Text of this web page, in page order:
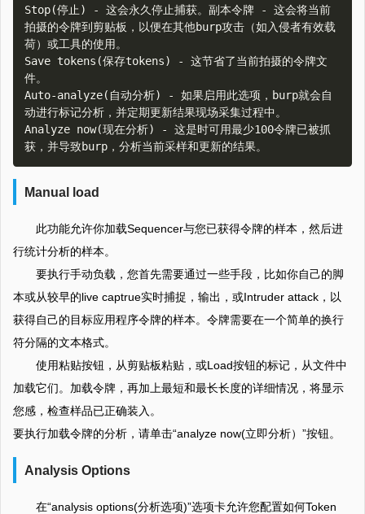
Stop(停止) - 这会永久停止捕获。副本令牌 - 这会将当前
拍摄的令牌到剪贴板，以便在其他burp攻击（如入侵者有效载
荷）或工具的使用。
Save tokens(保存tokens) - 这节省了当前拍摄的令牌文
件。
Auto-analyze(自动分析) - 如果启用此选项，burp就会自
动进行标记分析，并定期更新结果现场采集过程中。
Analyze now(现在分析) - 这是时可用最少100令牌已被抓
Manual load
此功能允许你加载Sequencer与您已获得令牌的样本，然后进
行统计分析的样本。
要执行手动负载，您首先需要通过一些手段，比如你自己的脚
本或从较早的live captrue实时捕捉，输出，或Intruder attack，以
获得自己的目标应用程序令牌的样本。令牌需要在一个简单的换行
符分隔的文本格式。
使用粘贴按钮，从剪贴板粘贴，或Load按钮的标记，从文件中
加载它们。加载令牌，再加上最短和最长长度的详细情况，将显示
您感，检查样品已正确装入。
要执行加载令牌的分析，请单击“analyze now(立即分析）”按钮。
Analysis Options
在“analysis options(分析选项)”选项卡允许您配置如何Token